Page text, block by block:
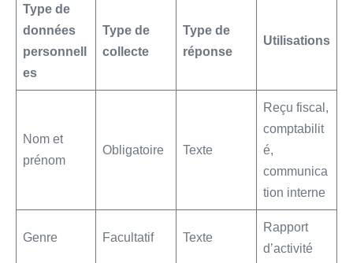
Type de
données
personnell
es
Type de
collecte
Type de
réponse
Utilisations
Nom et
prénom
Obligatoire Texte
Reçu fiscal,
comptabilit
é,
communica
tion interne
Genre Facultatif Texte
Rapport
d’activité